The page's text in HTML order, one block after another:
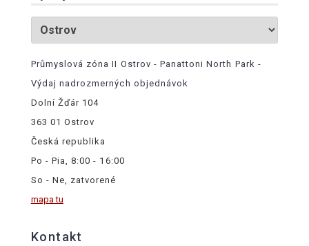
Průmyslová zóna II Ostrov - Panattoni North Park -
Výdaj nadrozmerných objednávok
Dolní Žďár 104
363 01 Ostrov
Česká republika
Po - Pia, 8:00 - 16:00
So - Ne, zatvorené
mapa tu
Kontakt